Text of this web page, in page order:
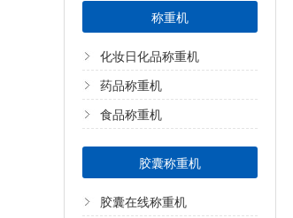
称重机
化妆日化品称重机
药品称重机
食品称重机
胶囊称重机
胶囊在线称重机